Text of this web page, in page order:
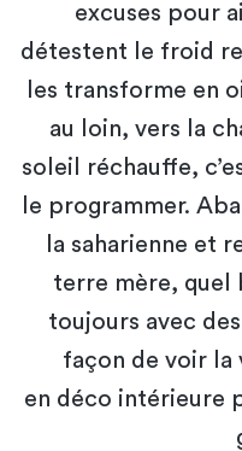
excuses pour
détestent le froid
les transforme en
au loin, vers la
soleil réchauffe,
le programmer.
la saharienne et
terre mère, quel
toujours avec
façon de voir la
en déco intérieure